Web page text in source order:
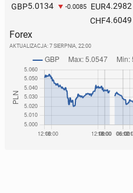
GBP5.0134 -0.0085 EUR4.2982
CHF4.6049
Forex
AKTUALIZACJA: 7 SIERPNIA, 22:00